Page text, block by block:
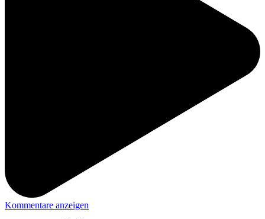
Kommentare anzeigen